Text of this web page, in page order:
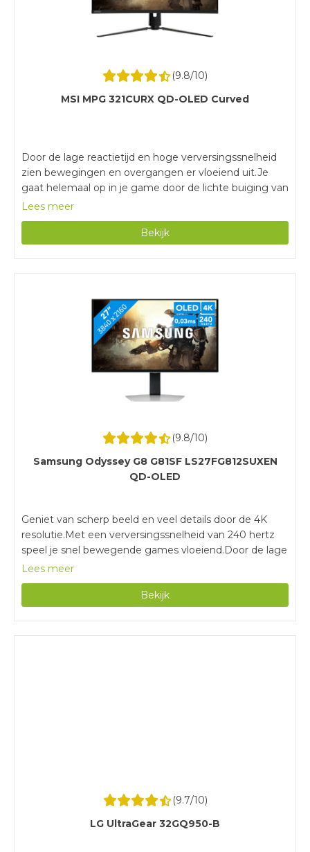
(9.8/10)
MSI MPG 321CURX QD-OLED Curved
Door de lage reactietijd en hoge verversingssnelheid
zien bewegingen en overgangen er vloeiend uit.Je
gaat helemaal op in je game door de lichte buiging van
het curved scherm.Geniet van de scherpste details en
ondersteuning.Voor de maximale verversingssnelheid
van 240 hertz sluit je de monitor aan via
Lees meer
Bekijk
(9.8/10)
Samsung Odyssey G8 G81SF LS27FG812SUXEN
QD-OLED
Geniet van scherp beeld en veel details door de 4K
resolutie.Met een verversingssnelheid van 240 hertz
speel je snel bewegende games vloeiend.Door de lage
reactietijd zien bewegingen en overgangen er
240 hertz sluit je de monitor aan via
DisplayPort.Zonder curved scherm is de gameplay
Lees meer
Bekijk
(9.7/10)
LG UltraGear 32GQ950-B